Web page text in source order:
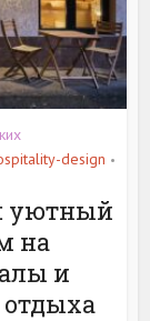
design •
уютный
на
и